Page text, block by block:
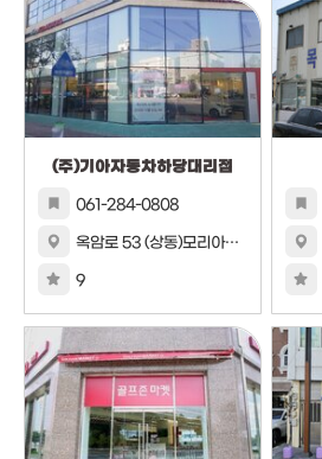
(주)기아자동차하당대리점
061-284-0808
옥암로 53 (상동)모리아빌딩
9